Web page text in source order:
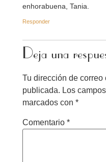
enhorabuena, Tania.
Responder
Deja una
Tu dirección de correo
publicada. Los
marcados con *
Comentario *